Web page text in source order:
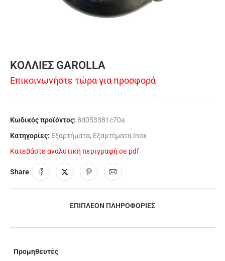
ΚΟΛΛΙΕΣ GAROLLA
Επικοινωνήστε τώρα για προσφορά
Κωδικός προϊόντος: 8d053381c70a
Κατηγορίες: Εξαρτήματα, Εξαρτήματα Inox
Κατεβάστε αναλυτική περιγραφή σε pdf
Share
ΕΠΙΠΛΈΟΝ ΠΛΗΡΟΦΟΡΊΕΣ
Προμηθευτές